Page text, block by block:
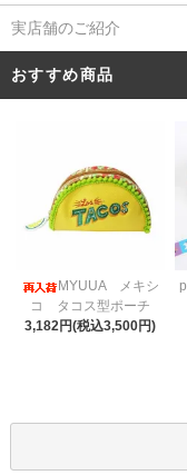
実店舗のご紹介
おすすめ商品
MYUUA メキシ
コ タコス型ポーチ
3,182円(税込3,500円)